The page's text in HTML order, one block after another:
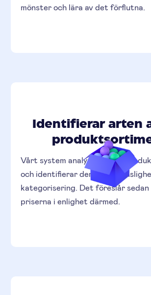
mönster och lära av det förflutna.
Identifierar arten
Vårt system analyserar ditt
och identifierar deras
kategorisering. Det föreslår
priserna i enlighet därmed.